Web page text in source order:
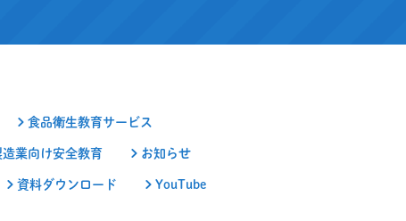
食品衛生教育サービス
造業向け安全教育 お知らせ
資料ダウンロード YouTube